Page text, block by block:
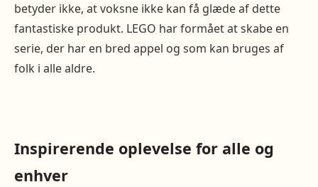
betyder ikke, at voksne ikke kan få glæde af dette
fantastiske produkt. LEGO har formået at skabe en
serie, der har en bred appel og som kan bruges af
folk i alle aldre.
Inspirerende oplevelse for alle og
enhver